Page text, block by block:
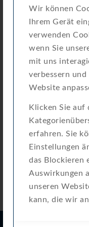
Wir können
Ihrem Gerät
verwenden
wenn Sie
mit uns
verbessern und
Website
Klicken Sie auf
erfahren. Sie
Einstellungen
das Blockieren
Auswirkungen
unseren
kann, die wir
Zuletzt
Attached
KTW-BWGL-
11053_RTK-HY-